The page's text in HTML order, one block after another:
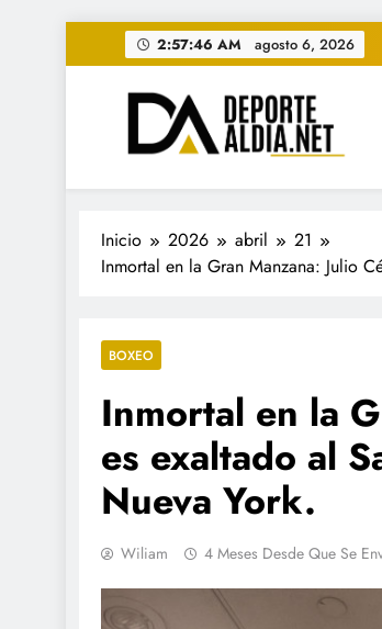
al
contenido
2:57:48 AM agosto 6, 2026
• DEPORTE AL
www.deportealdia.net
Inicio 2026 abril
21
Inmortal en la Gran Manzana: Julio
BOXEO
Inmortal en la
es exaltado al
Nueva York.
Wiliam 4 Meses Desde Que Se